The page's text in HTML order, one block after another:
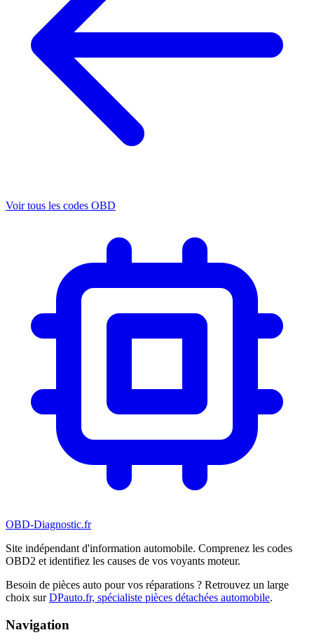
Voir tous les codes OBD
OBD-Diagnostic.fr
Site indépendant d'information automobile. Comprenez les codes
OBD2 et identifiez les causes de vos voyants moteur.
Besoin de pièces auto pour vos réparations ? Retrouvez un large
choix sur DPauto.fr, spécialiste pièces détachées automobile.
Navigation